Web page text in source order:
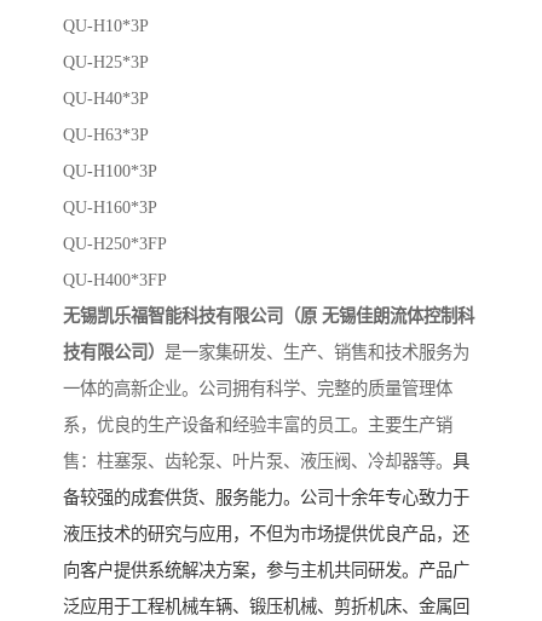
QU-H10*3P
QU-H25*3P
QU-H40*3P
QU-H63*3P
QU-H100*3P
QU-H160*3P
QU-H250*3FP
QU-H400*3FP
无锡凯乐福智能科技有限公司（原 无锡佳朗流体控制科
技有限公司） 是一家集研发、生产、销售和技术服务为
一体的高新企业。公司拥有科学、完整的质量管理体
系，优良的生产设备和经验丰富的员工。主要生产销
售：柱塞泵、齿轮泵、叶片泵、液压阀、冷却器等。 具
备较强的成套供货、服务能力。公司十余年专心致力于
液压技术的研究与应用，不但为市场提供优良产品，还
向客户提供系统解决方案，参与主机共同研发。产品广
泛应用于工程机械车辆、锻压机械、剪折机床、金属回